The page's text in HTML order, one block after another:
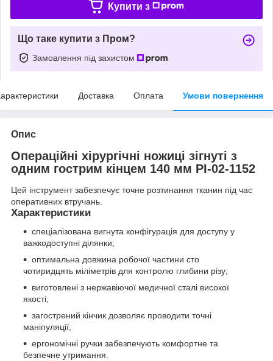
Купити з
Що таке купити з Пром?
Замовлення під захистом
Доставка Оплата Умови повернення
Опис
Операційні хірургічні ножиці зігнуті з
одним гострим кінцем 140 мм PI-02-1152
Цей інструмент забезпечує точне розтинання тканин під час
оперативних втручань.
Характеристики
спеціалізована вигнута конфігурація для доступу у
важкодоступні ділянки;
оптимальна довжина робочої частини сто
чотиридцять міліметрів для контролю глибини різу;
виготовлені з нержавіючої медичної сталі високої
якості;
загострений кінчик дозволяє проводити точні
маніпуляції;
ергономічні ручки забезпечують комфортне та
безпечне утримання.